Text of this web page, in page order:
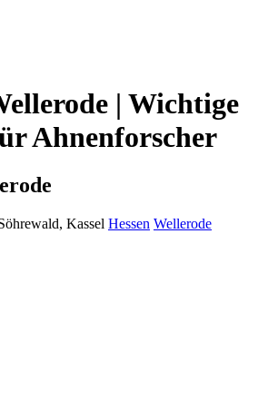
| Wichtige
Ahnenforscher
Kassel Hessen Wellerode